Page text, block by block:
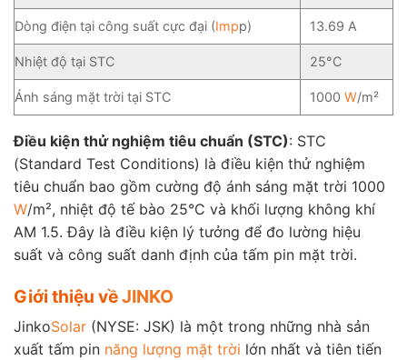
Dòng điện tại công suất cực đại (Impp) 13.69 A
Nhiệt độ tại STC 25°C
Ánh sáng mặt trời tại STC 1000 W/m²
Điều kiện thử nghiệm tiêu chuẩn (STC): STC
(Standard Test Conditions) là điều kiện thử nghiệm
tiêu chuẩn bao gồm cường độ ánh sáng mặt trời 1000
W/m², nhiệt độ tế bào 25°C và khối lượng không khí
AM 1.5. Đây là điều kiện lý tưởng để đo lường hiệu
suất và công suất danh định của tấm pin mặt trời.
Giới thiệu vềJINKO
JinkoSolar (NYSE: JSK) là một trong những nhà sản
xuất tấm pin năng lượng mặt trời lớn nhất và tiên tiến